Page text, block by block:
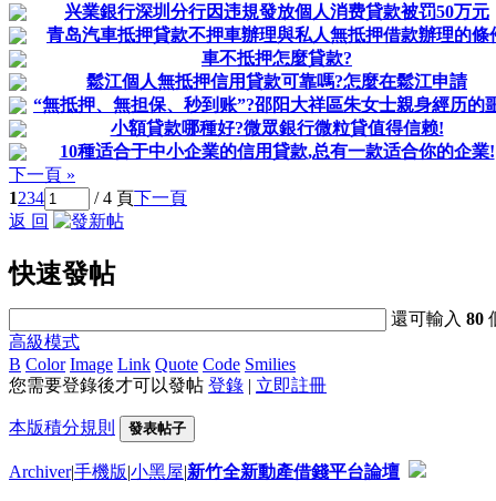
兴業銀行深圳分行因违規發放個人消费貸款被罚50万元
青岛汽車抵押貸款不押車辦理與私人無抵押借款辦理的條
車不抵押怎麼貸款?
鬆江個人無抵押信用貸款可靠嗎?怎麼在鬆江申請
“無抵押、無担保、秒到账”?邵阳大祥區朱女士親身經历的
小額貸款哪種好?微眾銀行微粒貸值得信赖!
10種适合于中小企業的信用貸款,总有一款适合你的企業!
下一頁 »
1234 / 4 頁下一頁
返 回
快速發帖
還可輸入80
高級模式
B Color Image Link Quote Code Smilies
您需要登錄後才可以發帖 登錄 | 立即註冊
本版積分規則 發表帖子
Archiver|手機版|小黑屋|新竹全新動產借錢平台論壇